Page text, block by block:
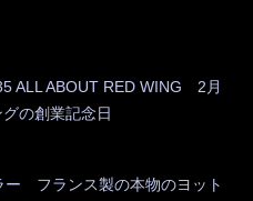
ALL ABOUT RED WING 2月
の創業記念日
ー フランス製の本物のヨット